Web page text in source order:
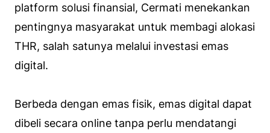
platform solusi finansial, Cermati menekankan
pentingnya masyarakat untuk membagi alokasi
THR, salah satunya melalui investasi emas
digital.
Berbeda dengan emas fisik, emas digital dapat
dibeli secara online tanpa perlu mendatangi